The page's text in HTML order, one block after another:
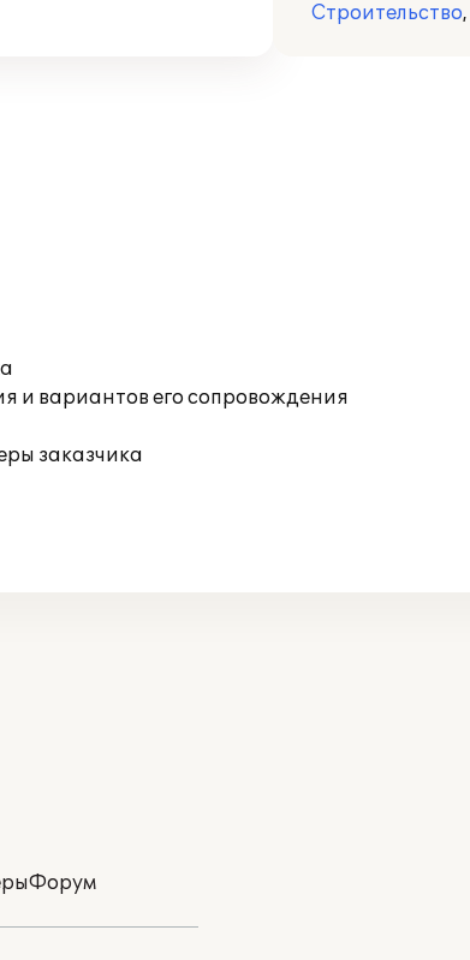
Строительство,
и вариантов его сопровождения
заказчика
Форум